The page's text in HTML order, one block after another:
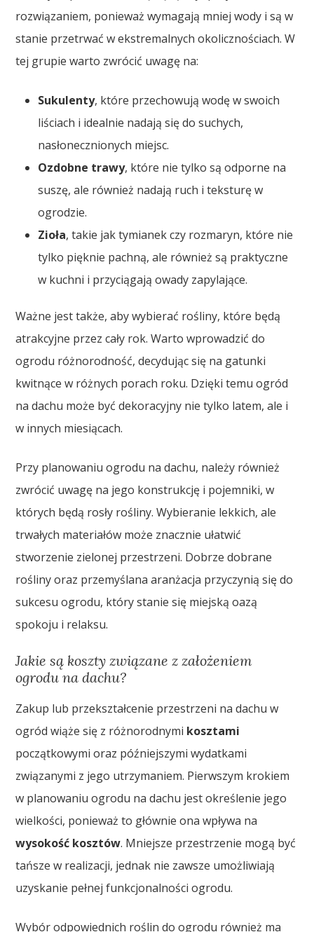
rozwiązaniem, ponieważ wymagają mniej wody i są w
stanie przetrwać w ekstremalnych okolicznościach. W
tej grupie warto zwrócić uwagę na:
Sukulenty, które przechowują wodę w swoich
liściach i idealnie nadają się do suchych,
nasłonecznionych miejsc.
Ozdobne trawy, które nie tylko są odporne na
suszę, ale również nadają ruch i teksturę w
ogrodzie.
Zioła, takie jak tymianek czy rozmaryn, które nie
tylko pięknie pachną, ale również są praktyczne
w kuchni i przyciągają owady zapylające.
Ważne jest także, aby wybierać rośliny, które będą
atrakcyjne przez cały rok. Warto wprowadzić do
ogrodu różnorodność, decydując się na gatunki
kwitnące w różnych porach roku. Dzięki temu ogród
na dachu może być dekoracyjny nie tylko latem, ale i
w innych miesiącach.
Przy planowaniu ogrodu na dachu, należy również
zwrócić uwagę na jego konstrukcję i pojemniki, w
których będą rosły rośliny. Wybieranie lekkich, ale
trwałych materiałów może znacznie ułatwić
stworzenie zielonej przestrzeni. Dobrze dobrane
rośliny oraz przemyślana aranżacja przyczynią się do
sukcesu ogrodu, który stanie się miejską oazą
spokoju i relaksu.
Jakie są koszty związane z założeniem
ogrodu na dachu?
Zakup lub przekształcenie przestrzeni na dachu w
ogród wiąże się z różnorodnymi kosztami
początkowymi oraz późniejszymi wydatkami
związanymi z jego utrzymaniem. Pierwszym krokiem
w planowaniu ogrodu na dachu jest określenie jego
wielkości, ponieważ to głównie ona wpływa na
wysokość kosztów. Mniejsze przestrzenie mogą być
tańsze w realizacji, jednak nie zawsze umożliwiają
uzyskanie pełnej funkcjonalności ogrodu.
Wybór odpowiednich roślin do ogrodu również ma